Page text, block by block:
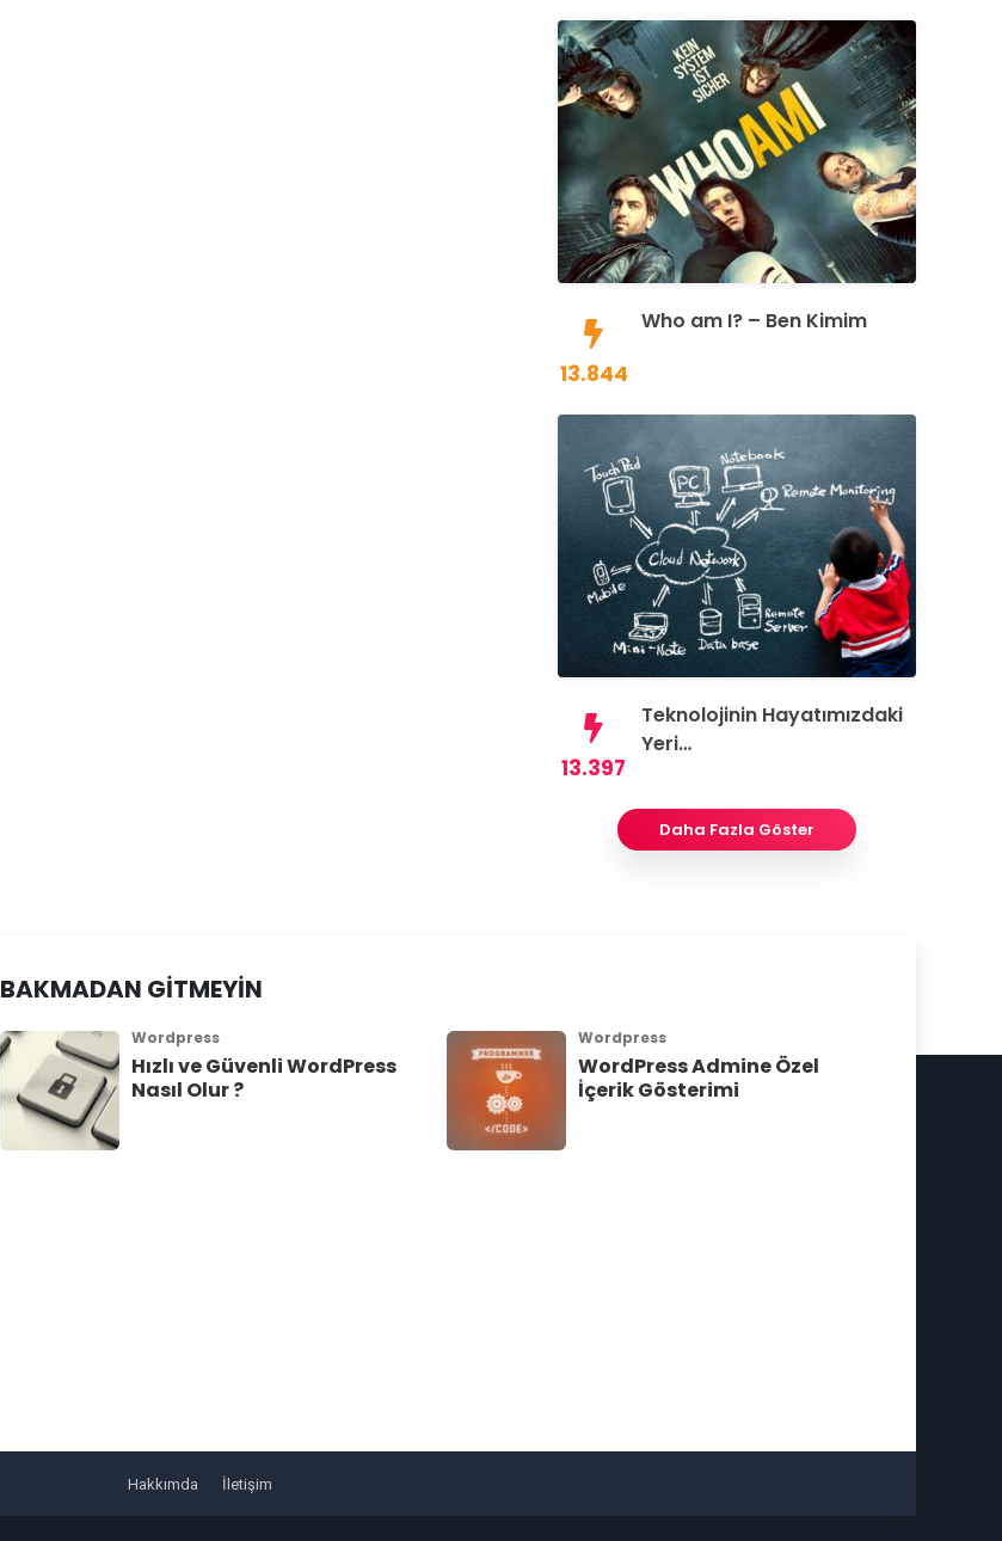
13.844
Who am I? – Ben Kimim
13.397
Teknolojinin Hayatımızdaki
Yeri…
Daha Fazla Göster
BAKMADAN GİTMEYİN
Wordpress
Hızlı ve Güvenli WordPress
Nasıl Olur ?
Wordpress
WordPress Admine Özel
İçerik Gösterimi
Hakkımda İletişim